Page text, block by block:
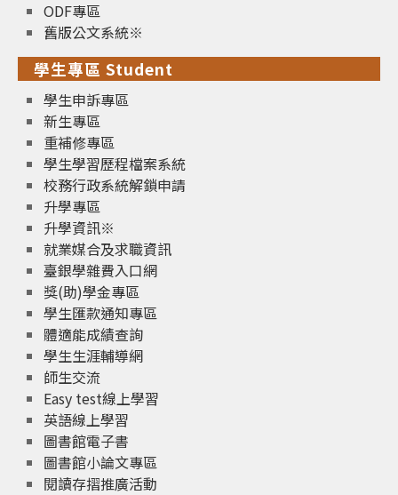
ODF專區
舊版公文系統※
學生專區 Student
學生申訴專區
新生專區
重補修專區
學生學習歷程檔案系統
校務行政系統解鎖申請
升學專區
升學資訊※
就業媒合及求職資訊
臺銀學雜費入口網
獎(助)學金專區
學生匯款通知專區
體適能成績查詢
學生生涯輔導網
師生交流
Easy test線上學習
英語線上學習
圖書館電子書
圖書館小論文專區
閱讀存摺推廣活動